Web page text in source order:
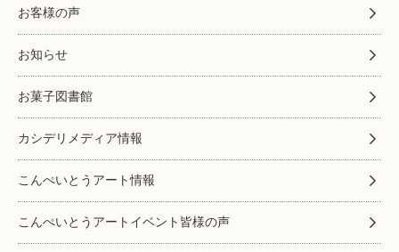
お客様の声
お知らせ
お菓子図書館
カシデリメディア情報
こんぺいとうアート情報
こんぺいとうアートイベント皆様の声